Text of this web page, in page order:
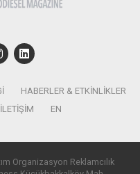
HABERLER & ETKINLIKLER
İLETIŞIM EN
Organizasyon Reklamcılık